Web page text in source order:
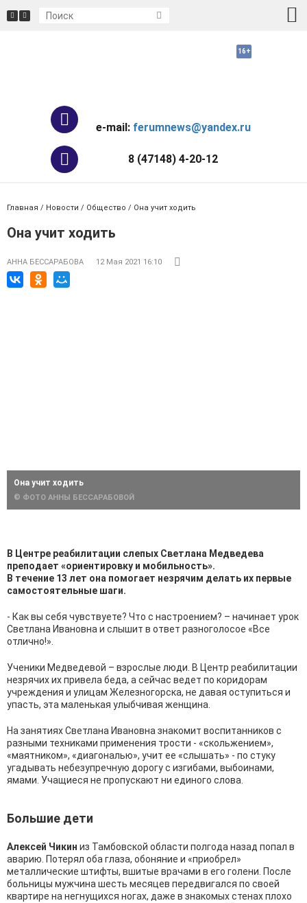
e-mail: ferumnews@yandex.ru
8 (47148) 4-20-12
Главная / Новости / Общество / Она учит ходить
Она учит ходить
АННА БЕССАРАБОВА 12 Мая 2021 16:10
Она учит ходить
© ФОТО АННЫ БЕССАРАБОВОЙ
В Центре реабилитации слепых Светлана Медведева
преподает «ориентировку и мобильность».
В течение 13 лет она помогает незрячим делать их первые
самостоятельные шаги.
- Как вы себя чувствуете? Что с настроением? – начинает урок
Светлана Ивановна и слышит в ответ разноголосое «Все
отлично!».
Ученики Медведевой – взрослые люди. В Центр реабилитации
незрячих их привела беда, а сейчас ведет по коридорам
учреждения и улицам Железногорска, не давая оступиться и
упасть, эта маленькая улыбчивая женщина.
На занятиях Светлана Ивановна знакомит воспитанников с
разными техниками применения трости - «скольжением»,
«маятником», «диагональю», учит ее «слышать» - по стуку
угадывать небезупречную дорогу с изгибами, выбоинами,
ямами. Учащиеся не пропускают ни единого слова.
Большие дети
Алексей Чикин из Тамбовской области полгода назад попал в
аварию. Потерял оба глаза, обоняние и «приобрел»
металлические штифты, вшитые врачами в его голени. После
больницы мужчина шесть месяцев передвигался по своей
квартире на негнущихся ногах, даже в знакомых стенах плохо